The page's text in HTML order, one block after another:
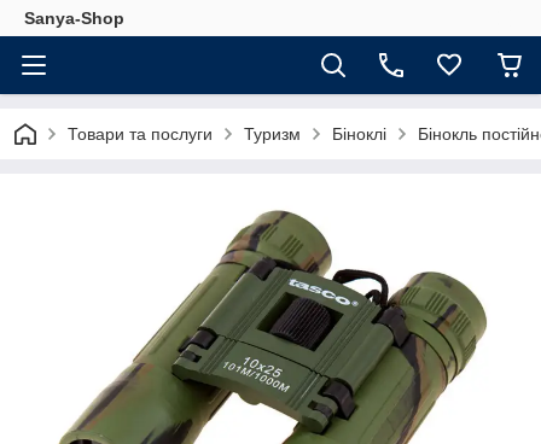
Sanya-Shop
Товари та послуги Туризм Біноклі Бінокль